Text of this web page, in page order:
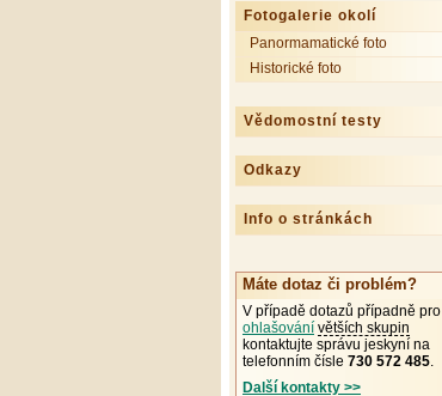
Fotogalerie okolí
Panormamatické foto
Historické foto
Vědomostní testy
Odkazy
Info o stránkách
Máte dotaz či problém?
V případě dotazů případně pro
ohlašování větších skupin
kontaktujte správu jeskyní na
telefonním čísle 730 572 485
Další kontakty >>